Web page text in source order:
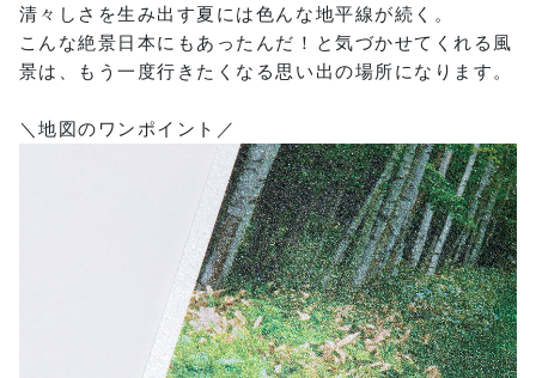
清々しさを生み出す夏には色んな地平線が続く。
こんな絶景日本にもあったんだ！と気づかせてくれる風
景は、もう一度行きたくなる思い出の場所になります。
＼地図のワンポイント／